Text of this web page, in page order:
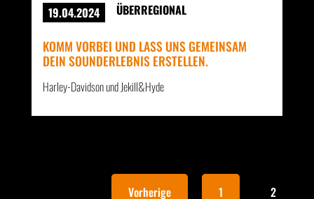
19.04.2024 ÜBERREGIONAL
KOMM VORBEI UND LASS UNS GEMEINSAM
DEIN SOUNDERLEBNIS ERSTELLEN.
Harley-Davidson und Jekill&Hyde
Vorherige 1 2